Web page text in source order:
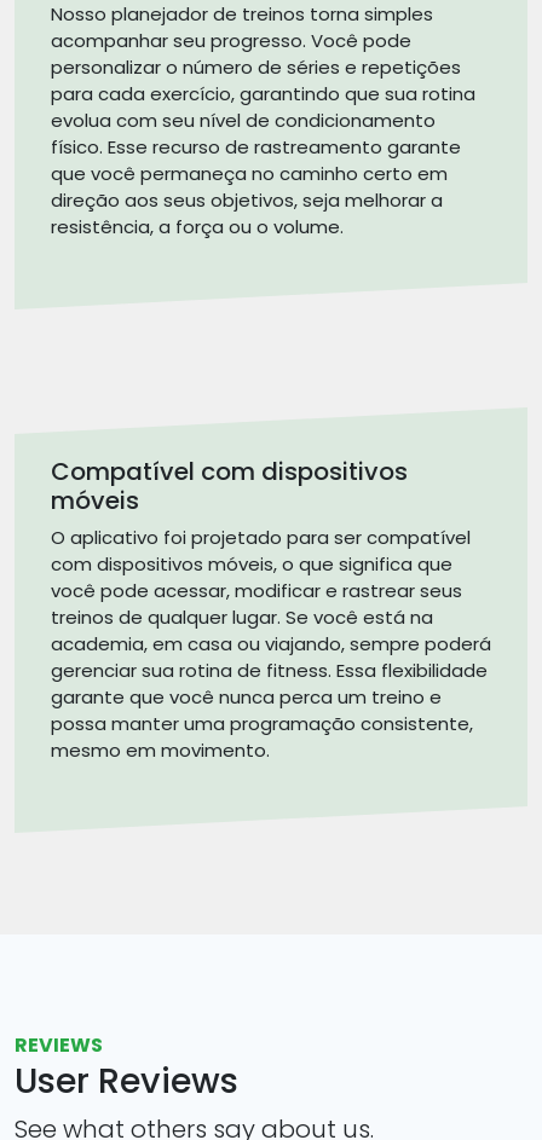
Nosso planejador de treinos torna simples
acompanhar seu progresso. Você pode
personalizar o número de séries e repetições
para cada exercício, garantindo que sua rotina
evolua com seu nível de condicionamento
físico. Esse recurso de rastreamento garante
que você permaneça no caminho certo em
direção aos seus objetivos, seja melhorar a
resistência, a força ou o volume.
Compatível com dispositivos
móveis
O aplicativo foi projetado para ser compatível
com dispositivos móveis, o que significa que
você pode acessar, modificar e rastrear seus
treinos de qualquer lugar. Se você está na
academia, em casa ou viajando, sempre poderá
gerenciar sua rotina de fitness. Essa flexibilidade
garante que você nunca perca um treino e
possa manter uma programação consistente,
mesmo em movimento.
REVIEWS
User Reviews
See what others say about us.